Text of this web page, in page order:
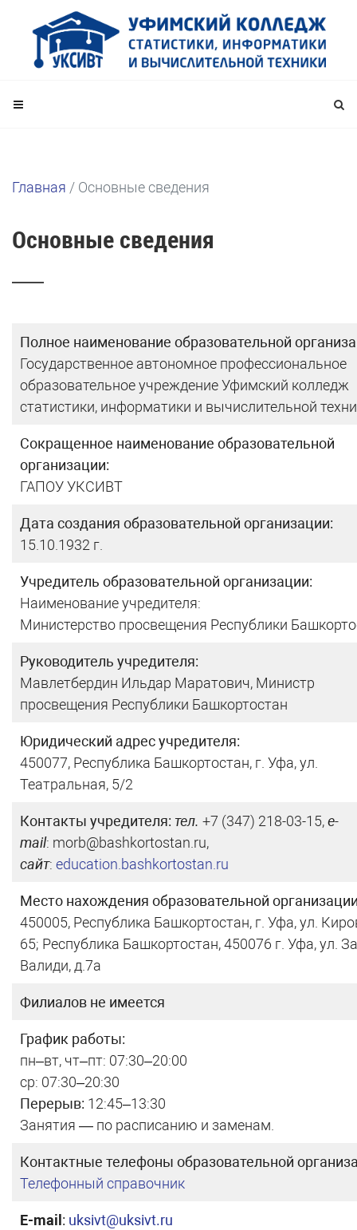
Главная / Основные сведения
Основные сведения
Полное наименование образовательной
Государственное автономное профессиональное
образовательное учреждение Уфимский колледж
статистики, информатики и вычислительной
Сокращенное наименование образовательной
организации:
ГАПОУ УКСИВТ
Дата создания образовательной организации:
15.10.1932 г.
Учредитель образовательной организации:
Наименование учредителя:
Министерство просвещения Республики
Руководитель учредителя:
Мавлетбердин Ильдар Маратович, Министр
просвещения Республики Башкортостан
Юридический адрес учредителя:
450077, Республика Башкортостан, г. Уфа, ул.
Театральная, 5/2
Контакты учредителя: тел. +7 (347) 218-03-15,e-
mail: morb@bashkortostan.ru,
сайт: education.bashkortostan.ru
Место нахождения образовательной
450005, Республика Башкортостан, г. Уфа, ул.
65; Республика Башкортостан, 450076 г. Уфа, ул.
Валиди, д.7а
Филиалов не имеется
График работы:
пн–вт, чт–пт: 07:30–20:00
ср: 07:30–20:30
Перерыв: 12:45–13:30
Занятия — по расписанию и заменам.
Контактные телефоны образовательной
Телефонный справочник
E-mail : uksivt@uksivt.ru